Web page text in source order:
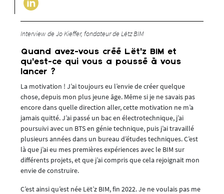
Interview de Jo Kieffer, fondateur de Lëtz BIM
Quand avez-vous créé Lët’z BIM et
qu’est-ce qui vous a poussé à vous
lancer ?
La motivation ! J’ai toujours eu l’envie de créer quelque
chose, depuis mon plus jeune âge. Même si je ne savais pas
encore dans quelle direction aller, cette motivation ne m’a
jamais quitté. J’ai passé un bac en électrotechnique, j’ai
poursuivi avec un BTS en génie technique, puis j’ai travaillé
plusieurs années dans un bureau d’études techniques. C’est
là que j’ai eu mes premières expériences avec le BIM sur
différents projets, et que j’ai compris que cela rejoignait mon
envie de construire.
C’est ainsi qu’est née Lët’z BIM, fin 2022. Je ne voulais pas me